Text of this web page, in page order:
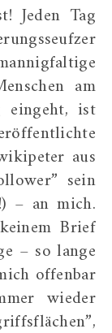
am
eingeht, ist
aus
sein
– an mich.
Brief
– so lange
offenbar
wieder